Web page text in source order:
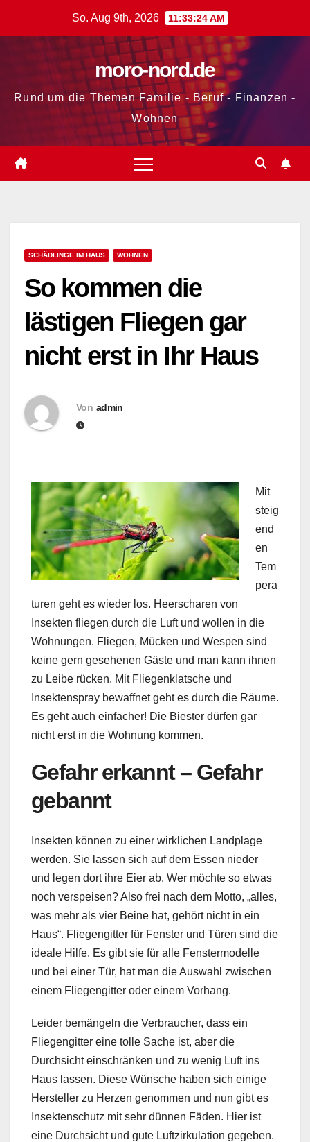
So. Aug 9th, 2026 11:33:25 AM
moro-nord.de
Rund um die Themen Familie - Beruf - Finanzen -
Wohnen
SCHÄDLINGE IM HAUS WOHNEN
So kommen die
lästigen Fliegen gar
nicht erst in Ihr Haus
Von admin
Mit
steig
end
en
Tem
pera
turen geht es wieder los. Heerscharen von
Insekten fliegen durch die Luft und wollen in die
Wohnungen. Fliegen, Mücken und Wespen sind
keine gern gesehenen Gäste und man kann ihnen
zu Leibe rücken. Mit Fliegenklatsche und
Insektenspray bewaffnet geht es durch die Räume.
Es geht auch einfacher! Die Biester dürfen gar
nicht erst in die Wohnung kommen.
Gefahr erkannt – Gefahr
gebannt
Insekten können zu einer wirklichen Landplage
werden. Sie lassen sich auf dem Essen nieder
und legen dort ihre Eier ab. Wer möchte so etwas
noch verspeisen? Also frei nach dem Motto, „alles,
was mehr als vier Beine hat, gehört nicht in ein
Haus“. Fliegengitter für Fenster und Türen sind die
ideale Hilfe. Es gibt sie für alle Fenstermodelle
und bei einer Tür, hat man die Auswahl zwischen
einem Fliegengitter oder einem Vorhang.
Leider bemängeln die Verbraucher, dass ein
Fliegengitter eine tolle Sache ist, aber die
Durchsicht einschränken und zu wenig Luft ins
Haus lassen. Diese Wünsche haben sich einige
Hersteller zu Herzen genommen und nun gibt es
Insektenschutz mit sehr dünnen Fäden. Hier ist
eine Durchsicht und gute Luftzirkulation gegeben.